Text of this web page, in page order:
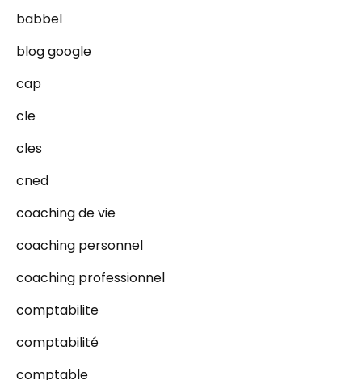
babbel
blog google
cap
cle
cles
cned
coaching de vie
coaching personnel
coaching professionnel
comptabilite
comptabilité
comptable